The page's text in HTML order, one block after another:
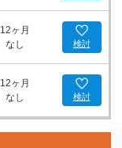
12ヶ月
なし
検討
12ヶ月
なし
検討